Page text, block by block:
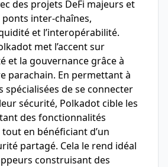
des projets DeFi majeurs et
inter-chaînes,
et l’interopérabilité.
met l’accent sur
et la gouvernance grâce à
parachain. En permettant à
spécialisées de se connecter
sécurité, Polkadot cible les
des fonctionnalités
en bénéficiant d’un
partagé. Cela le rend idéal
construisant des